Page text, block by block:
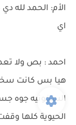
الأم: الحمد لله
اي
احمد : بص ولا
هيا بس كانت
السخونيه جوه
الحيوية كلها